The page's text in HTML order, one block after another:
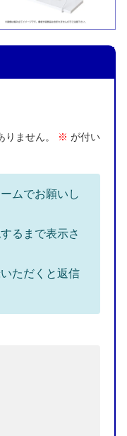
ません。 ※ が付い
ムでお願いし
るまで表示さ
ただくと返信